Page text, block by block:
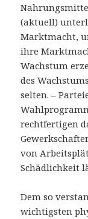
(aktuell)
Marktmacht,
ihre
Wachstum
des
selten. –
rechtfertigen
von
Schädlichkeit
Dem so
wichtigsten